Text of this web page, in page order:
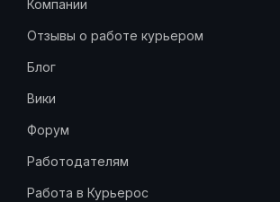
Компании
Отзывы о работе курьером
Блог
Вики
Форум
Работодателям
Работа в Курьерос